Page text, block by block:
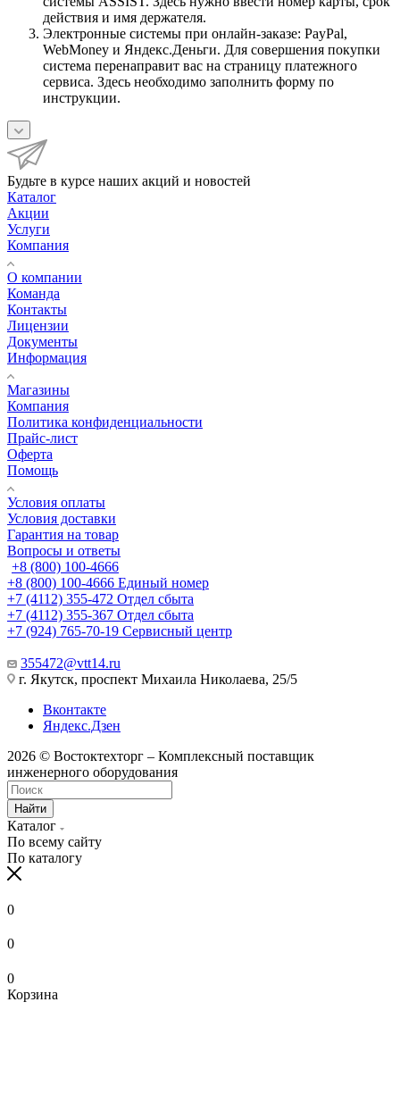
действия и имя держателя.
Электронные системы при онлайн-заказе: PayPal,
WebMoney и Яндекс.Деньги. Для совершения покупки
система перенаправит вас на страницу платежного
сервиса. Здесь необходимо заполнить форму по
инструкции.
Будьте в курсе наших акций и новостей
Каталог
Акции
Услуги
Компания
О компании
Команда
Контакты
Лицензии
Документы
Информация
Магазины
Компания
Политика конфиденциальности
Прайс-лист
Оферта
Помощь
Условия оплаты
Условия доставки
Гарантия на товар
Вопросы и ответы
+8 (800) 100-4666
+8 (800) 100-4666 Единый номер
+7 (4112) 355-472 Отдел сбыта
+7 (4112) 355-367 Отдел сбыта
+7 (924) 765-70-19 Сервисный центр
355472@vtt14.ru
г. Якутск, проспект Михаила Николаева, 25/5
Вконтакте
Яндекс.Дзен
2026 © Востоктехторг – Комплексный поставщик
инженерного оборудования
Найти
Каталог
По всему сайту
По каталогу
0
0
0
Корзина